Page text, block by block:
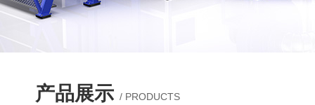
产品展示 / PRODUCTS